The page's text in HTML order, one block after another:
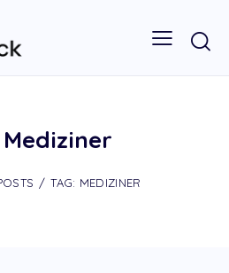
TAG: MEDIZINER